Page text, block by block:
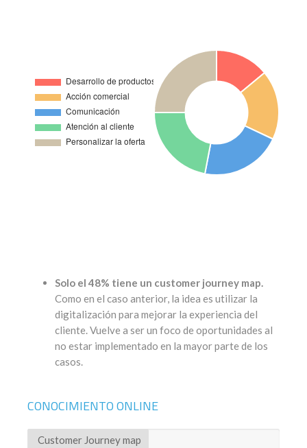
Solo el 48% tiene un customer journey map.
Como en el caso anterior, la idea es utilizar la
digitalización para mejorar la experiencia del
cliente. Vuelve a ser un foco de oportunidades al
no estar implementado en la mayor parte de los
casos.
CONOCIMIENTO ONLINE
Customer Journey map